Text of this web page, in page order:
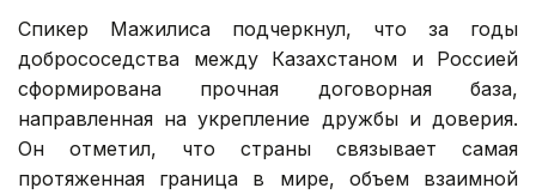
Спикер Мажилиса подчеркнул, что за годы
добрососедства между Казахстаном и Россией
сформирована прочная договорная база,
направленная на укрепление дружбы и доверия.
Он отметил, что страны связывает самая
протяженная граница в мире, объем взаимной